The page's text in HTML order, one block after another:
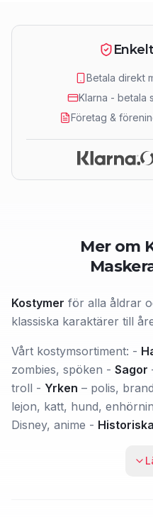
Betala direkt
Klarna - betala
Företag &
Mer om
Kostymer för alla åldrar
klassiska karaktärer till
Vårt kostymsortiment: -
zombies, spöken - Sagor
troll - Yrken – polis,
lejon, katt, hund,
Disney, anime - Historiska